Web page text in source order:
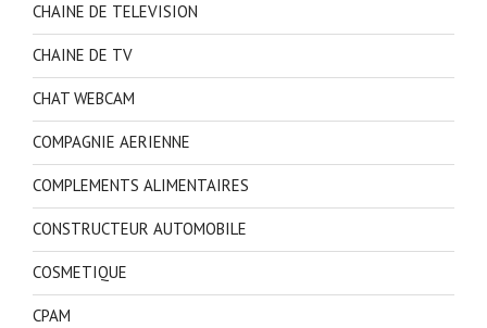
CHAINE DE TELEVISION
CHAINE DE TV
CHAT WEBCAM
COMPAGNIE AERIENNE
COMPLEMENTS ALIMENTAIRES
CONSTRUCTEUR AUTOMOBILE
COSMETIQUE
CPAM